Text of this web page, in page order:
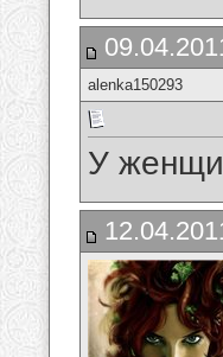
alenka150293
У